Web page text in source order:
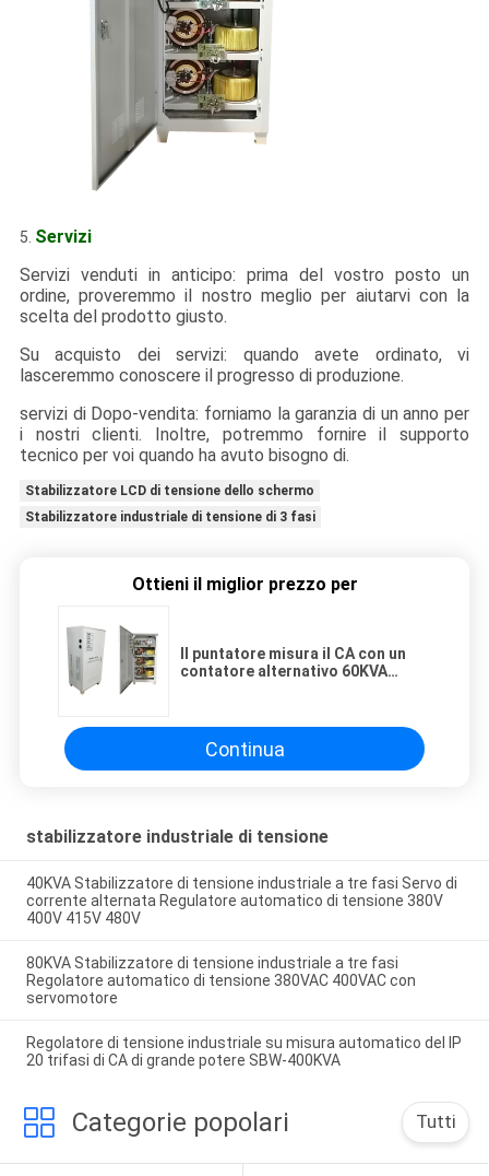
5. Servizi
Servizi venduti in anticipo: prima del vostro posto un
ordine, proveremmo il nostro meglio per aiutarvi con la
scelta del prodotto giusto.
Su acquisto dei servizi: quando avete ordinato, vi
lasceremmo conoscere il progresso di produzione.
servizi di Dopo-vendita: forniamo la garanzia di un anno per
i nostri clienti. Inoltre, potremmo fornire il supporto
tecnico per voi quando ha avuto bisogno di.
Stabilizzatore LCD di tensione dello schermo
Stabilizzatore industriale di tensione di 3 fasi
Ottieni il miglior prezzo per
Il puntatore misura il CA con un
contatore alternativo 60KVA
di tensione di 3 fasi
Continua
stabilizzatore industriale di tensione
40KVA Stabilizzatore di tensione industriale a tre fasi Servo di
corrente alternata Regulatore automatico di tensione 380V
400V 415V 480V
80KVA Stabilizzatore di tensione industriale a tre fasi
Regolatore automatico di tensione 380VAC 400VAC con
servomotore
Regolatore di tensione industriale su misura automatico del IP
20 trifasi di CA di grande potere SBW-400KVA
Categorie popolari Tutti